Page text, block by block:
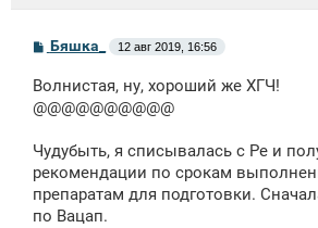
С
б
щ
е
и
Бяшка_ 12 авг 2019, 16:56
Волнистая, ну, хороший же ХГЧ!
@@@@@@@@@@
Чудубыть, я списывалась с Ре и
рекомендации по срокам
препаратам для подготовки.
по Вацап.